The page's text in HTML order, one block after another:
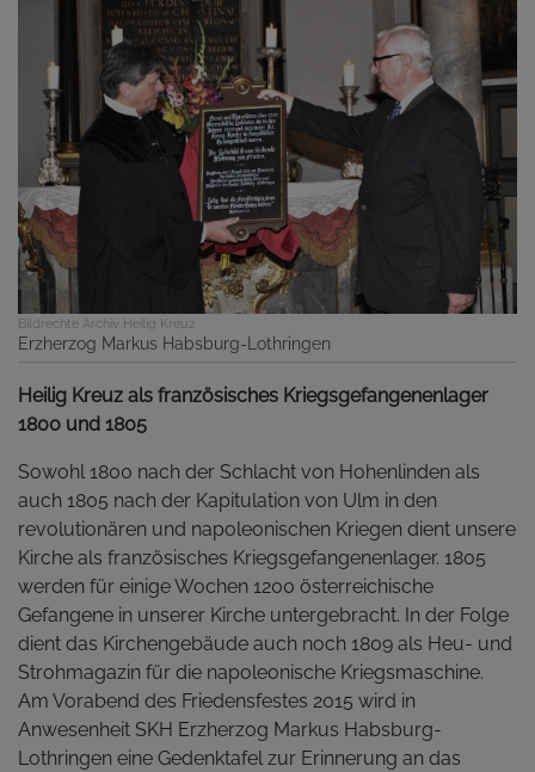
Bildrechte Archiv Heilig Kreuz
Erzherzog Markus Habsburg-Lothringen
Heilig Kreuz als französisches Kriegsgefangenenlager
1800 und 1805
Sowohl 1800 nach der Schlacht von Hohenlinden als
auch 1805 nach der Kapitulation von Ulm in den
revolutionären und napoleonischen Kriegen dient unsere
Kirche als französisches Kriegsgefangenenlager. 1805
werden für einige Wochen 1200 österreichische
Gefangene in unserer Kirche untergebracht. In der Folge
dient das Kirchengebäude auch noch 1809 als Heu- und
Strohmagazin für die napoleonische Kriegsmaschine.
Am Vorabend des Friedensfestes 2015 wird in
Anwesenheit SKH Erzherzog Markus Habsburg-
Lothringen eine Gedenktafel zur Erinnerung an das